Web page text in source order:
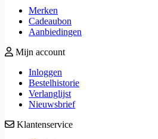
Merken
Cadeaubon
Aanbiedingen
Mijn account
Inloggen
Bestelhistorie
Verlanglijst
Nieuwsbrief
Klantenservice